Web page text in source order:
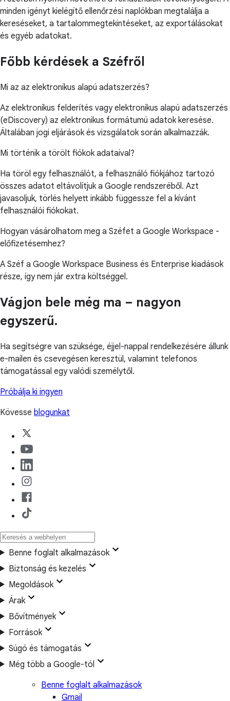
minden igényt kielégítő ellenőrzési naplókban megtalálja a
kereséseket, a tartalommegtekintéseket, az exportálásokat
és egyéb adatokat.
Főbb kérdések a Széfről
Mi az az elektronikus alapú adatszerzés?
Az elektronikus felderítés vagy elektronikus alapú adatszerzés
(eDiscovery) az elektronikus formátumú adatok keresése.
Általában jogi eljárások és vizsgálatok során alkalmazzák.
Mi történik a törölt fiókok adataival?
Ha töröl egy felhasználót, a felhasználó fiókjához tartozó
összes adatot eltávolítjuk a Google rendszeréből. Azt
javasoljuk, törlés helyett inkább függessze fel a kívánt
felhasználói fiókokat.
Hogyan vásárolhatom meg a Széfet a Google Workspace -
előfizetésemhez?
A Széf a Google Workspace Business és Enterprise kiadások
része, így nem jár extra költséggel.
Vágjon bele még ma – nagyon
egyszerű.
Ha segítségre van szüksége, éjjel-nappal rendelkezésére állunk
e-mailen és csevegésen keresztül, valamint telefonos
támogatással egy valódi személytől.
Próbálja ki ingyen
Kövesse blogunkat
Benne foglalt alkalmazások
Biztonság és kezelés
Megoldások
Árak
Bővítmények
Források
Súgó és támogatás
Még több a Google-tól
Benne foglalt alkalmazások
Gmail